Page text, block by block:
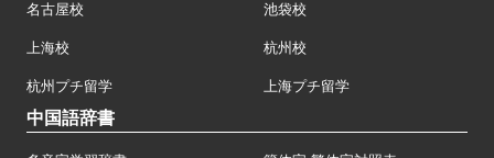
名古屋校 池袋校
上海校 杭州校
杭州プチ留学 上海プチ留学
中国語辞書